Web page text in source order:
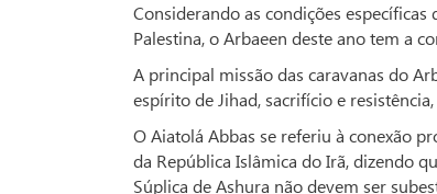
Considerando as condições
Palestina, o Arbaeen deste ano tem a
A principal missão das caravanas do
espírito de Jihad, sacrifício e
O Aiatolá Abbas se referiu à conexão
da República Islâmica do Irã, dizendo
Súplica de Ashura não devem ser